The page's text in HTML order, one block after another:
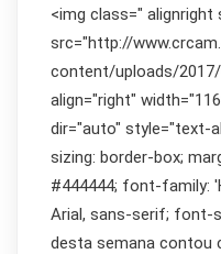
<img class="
src="http://
content/uploads/2017/
align="right"
dir="auto" style="text-
sizing: border-box;
#444444; font-family:
Arial, sans-serif; font-
desta semana contou